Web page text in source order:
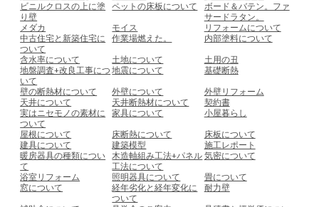
ビニルクロスの上に塗
り壁
ペットの床板について
ボード＆バテン。ファ
サードラタン。
メダカ
モイス
リフォームについて
中古住宅と新築住宅に
ついて
作業場燃えた。 内部塗料について
含水率について 土地について
土用の丑
地盤調査+改良工事につ
いて
地震について 基礎断熱
壁の断熱材について 外壁について
外壁リフォーム
天井について
天井断熱材について
契約書
実はニセモノの素材に
ついて
家具について 小屋暮らし
屋根について 床断熱について
床板について
建具について
建築模型
施工レポート
暖房器具の種類につい
て
木造軸組み工法+パネル
工法について
気密について
浴室リフォーム 照明器具について
畳について
窓について
経年劣化と経年変化に
ついて
耐力壁